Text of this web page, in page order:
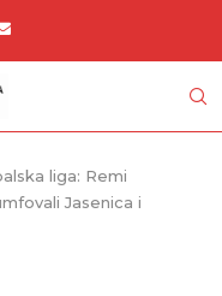
liga: Remi
Jasenica i